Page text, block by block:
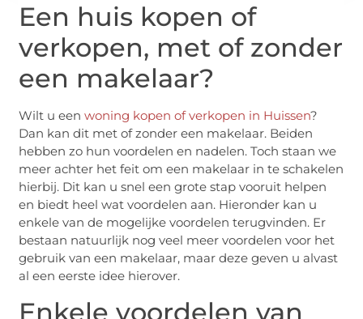
Een huis kopen of
verkopen, met of zonder
een makelaar?
Wilt u eenwoning kopen of verkopen in Huissen?
Dan kan dit met of zonder een makelaar. Beiden
hebben zo hun voordelen en nadelen. Toch staan we
meer achter het feit om een makelaar in te schakelen
hierbij. Dit kan u snel een grote stap vooruit helpen
en biedt heel wat voordelen aan. Hieronder kan u
enkele van de mogelijke voordelen terugvinden. Er
bestaan natuurlijk nog veel meer voordelen voor het
gebruik van een makelaar, maar deze geven u alvast
al een eerste idee hierover.
Enkele voordelen van